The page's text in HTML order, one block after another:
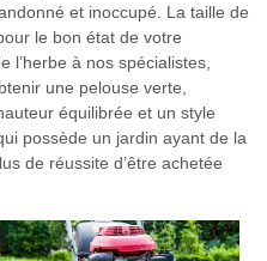
et inoccupé. La taille de
le bon état de votre
l’herbe à nos spécialistes,
une pelouse verte,
équilibrée et un style
possède un jardin ayant de la
de réussite d’être achetée